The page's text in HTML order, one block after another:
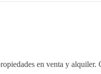
en venta y alquiler.